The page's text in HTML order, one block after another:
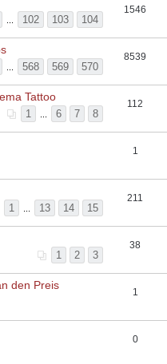
102 103 104
1546
568 569 570
8539
Tattoo
1 6 7 8
112
1
1 13 14 15
211
1 2 3
38
den Preis
1
0